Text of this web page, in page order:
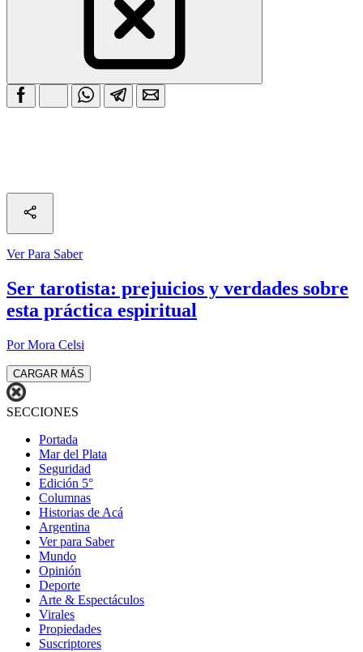
Ver Para Saber
Ser tarotista: prejuicios y verdades sobre
esta práctica espiritual
Por Mora Celsi
CARGAR MÁS
SECCIONES
Portada
Mar del Plata
Seguridad
Edición 5°
Columnas
Historias de Acá
Argentina
Ver para Saber
Mundo
Opinión
Deporte
Arte & Espectáculos
Virales
Propiedades
Suscriptores